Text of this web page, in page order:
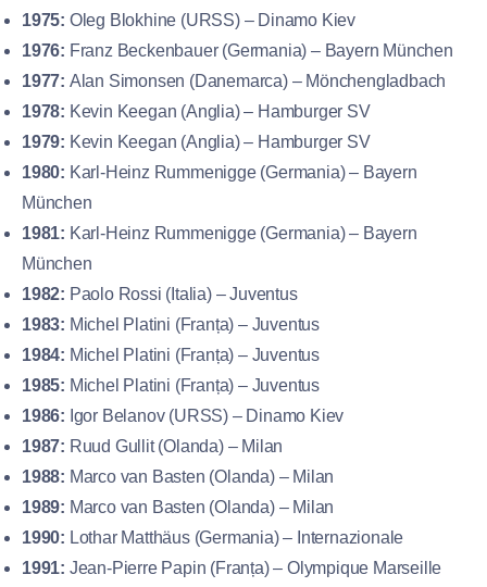
1975: Oleg Blokhine (URSS) – Dinamo Kiev
1976: Franz Beckenbauer (Germania) – Bayern München
1977: Alan Simonsen (Danemarca) – Mönchengladbach
1978: Kevin Keegan (Anglia) – Hamburger SV
1979: Kevin Keegan (Anglia) – Hamburger SV
1980: Karl-Heinz Rummenigge (Germania) – Bayern
München
1981: Karl-Heinz Rummenigge (Germania) – Bayern
München
1982: Paolo Rossi (Italia) – Juventus
1983: Michel Platini (Franța) – Juventus
1984: Michel Platini (Franța) – Juventus
1985: Michel Platini (Franța) – Juventus
1986: Igor Belanov (URSS) – Dinamo Kiev
1987: Ruud Gullit (Olanda) – Milan
1988: Marco van Basten (Olanda) – Milan
1989: Marco van Basten (Olanda) – Milan
1990: Lothar Matthäus (Germania) – Internazionale
1991: Jean-Pierre Papin (Franța) – Olympique Marseille